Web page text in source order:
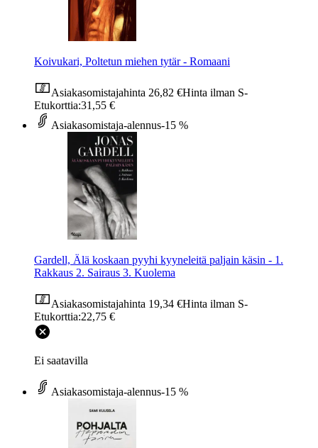
Koivukari, Poltetun miehen tytär - Romaani
Asiakasomistajahinta 26,82 €Hinta ilman S-
Etukorttia:31,55 €
Asiakasomistaja-alennus-15 %
Gardell, Älä koskaan pyyhi kyyneleitä paljain käsin - 1.
Rakkaus 2. Sairaus 3. Kuolema
Asiakasomistajahinta 19,34 €Hinta ilman S-
Etukorttia:22,75 €
Ei saatavilla
Asiakasomistaja-alennus-15 %